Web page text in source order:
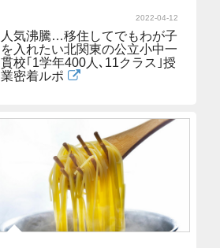
2022-04-12
人気沸騰…移住してでもわが子
を入れたい北関東の公立小中一
貫校｢1学年400人､11クラス｣授
業密着ルポ